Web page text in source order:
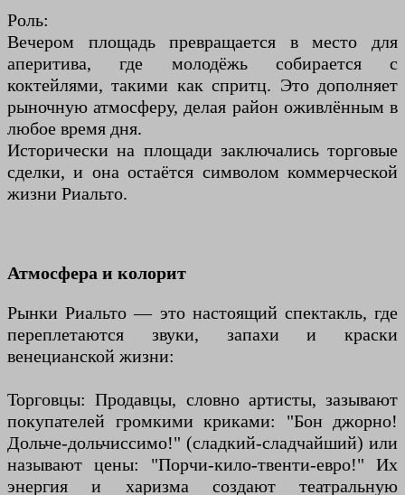
Роль:
Вечером площадь превращается в место для
аперитива, где молодёжь собирается с
коктейлями, такими как спритц. Это дополняет
рыночную атмосферу, делая район оживлённым в
любое время дня.
Исторически на площади заключались торговые
сделки, и она остаётся символом коммерческой
жизни Риальто.
Атмосфера и колорит
Рынки Риальто — это настоящий спектакль, где
переплетаются звуки, запахи и краски
венецианской жизни:
Торговцы: Продавцы, словно артисты, зазывают
покупателей громкими криками: "Бон джорно!
Дольче-дольчиссимо!" (сладкий-сладчайший) или
называют цены: "Порчи-кило-твенти-евро!" Их
энергия и харизма создают театральную